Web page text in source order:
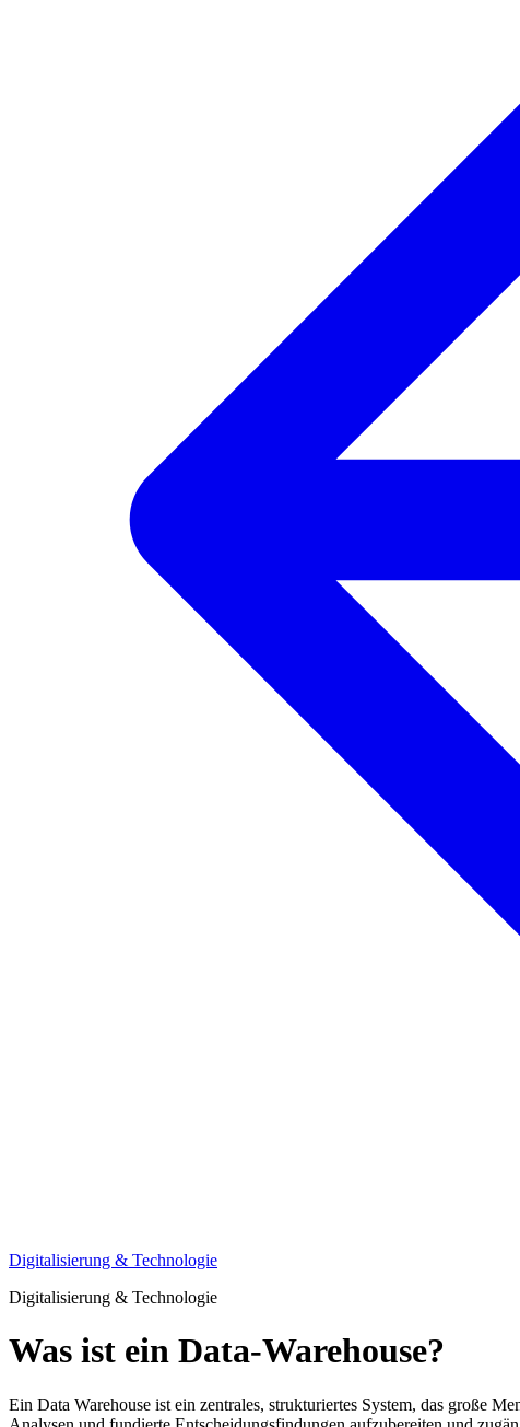
Digitalisierung & Technologie
Digitalisierung & Technologie
Was ist ein Data-Warehouse?
Ein Data Warehouse ist ein zentrales, strukturiertes System, das große